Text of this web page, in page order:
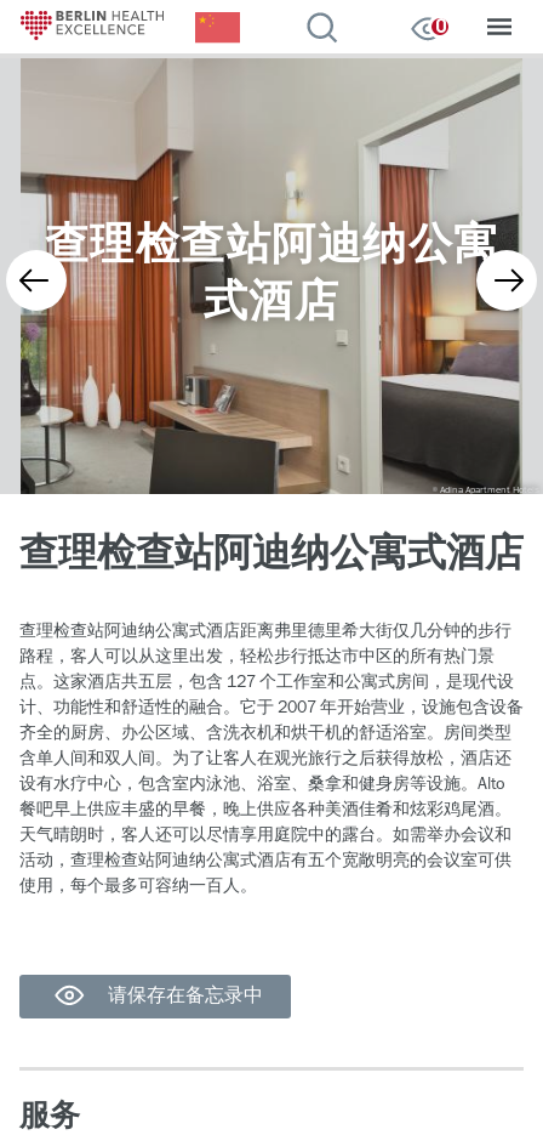
要
容
Chinese, Simplified0我的观
Adina Apartment Hotels
查理检查站阿迪纳公寓
式酒店
查理检查站阿迪纳公寓式酒店
查理检查站阿迪纳公寓式酒店距离弗里德里希大街仅几分钟的步行
路程，客人可以从这里出发，轻松步行抵达市中区的所有热门景
点。这家酒店共五层，包含 127 个工作室和公寓式房间，是现代设
计、功能性和舒适性的融合。它于 2007 年开始营业，设施包含设备
齐全的厨房、办公区域、含洗衣机和烘干机的舒适浴室。房间类型
含单人间和双人间。为了让客人在观光旅行之后获得放松，酒店还
设有水疗中心，包含室内泳池、浴室、桑拿和健身房等设施。Alto
餐吧早上供应丰盛的早餐，晚上供应各种美酒佳肴和炫彩鸡尾酒。
天气晴朗时，客人还可以尽情享用庭院中的露台。如需举办会议和
活动，查理检查站阿迪纳公寓式酒店有五个宽敞明亮的会议室可供
使用，每个最多可容纳一百人。
请保存在备忘录中
服务